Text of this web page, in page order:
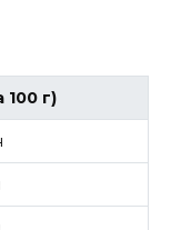
100 г)